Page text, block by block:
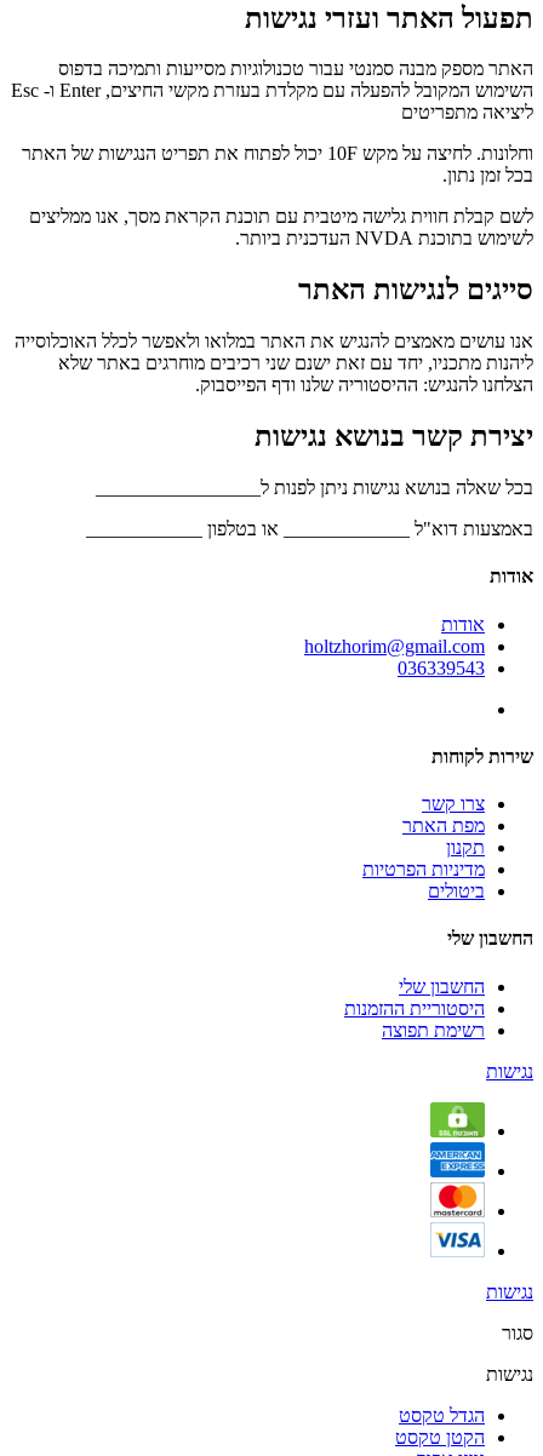
תפעול האתר ועזרי נגישות
האתר מספק מבנה סמנטי עבור טכנולוגיות מסייעות ותמיכה בדפוס
השימוש המקובל להפעלה עם מקלדת בעזרת מקשי החיצים, Enter ו- Esc
ליציאה מתפריטים
וחלונות. לחיצה על מקש 10F יכול לפתוח את תפריט הנגישות של האתר
בכל זמן נתון.
לשם קבלת חווית גלישה מיטבית עם תוכנת הקראת מסך, אנו ממליצים
לשימוש בתוכנת NVDA העדכנית ביותר.
סייגים לנגישות האתר
אנו עושים מאמצים להנגיש את האתר במלואו ולאפשר לכלל האוכלוסייה
ליהנות מתכניו, יחד עם זאת ישנם שני רכיבים מוחרגים באתר שלא
הצלחנו להנגיש: ההיסטוריה שלנו ודף הפייסבוק.
יצירת קשר בנושא נגישות
בכל שאלה בנושא נגישות ניתן לפנות ל_________________
באמצעות דוא"ל _____________ או בטלפון ____________
אודות
אודות
holtzhorim@gmail.com
036339543
שירות לקוחות
צרו קשר
מפת האתר
תקנון
מדיניות הפרטיות
ביטולים
החשבון שלי
החשבון שלי
היסטוריית ההזמנות
רשימת תפוצה
נגישות
נגישות
סגור
נגישות
הגדל טקסט
הקטן טקסט